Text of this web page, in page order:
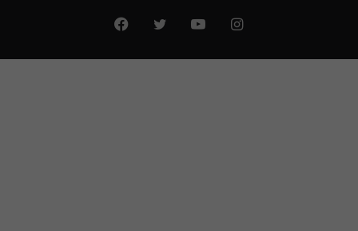
Facebook
TwitterYouTubeInstagram